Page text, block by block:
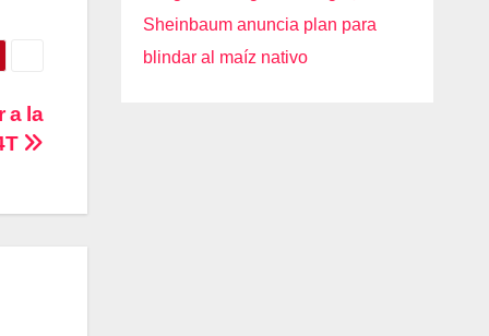
a la
Sheinbaum anuncia plan para
blindar al maíz nativo